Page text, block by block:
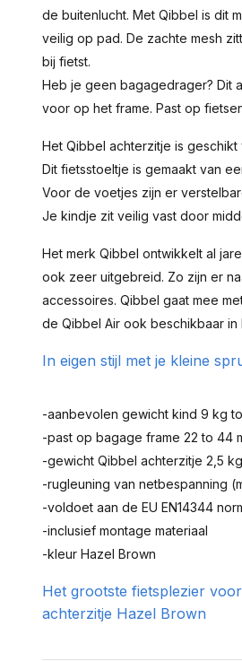
de buitenlucht. Met Qibbel is dit
veilig op pad. De zachte mesh
bij fietst.
Heb je geen bagagedrager? Dit
voor op het frame. Past op
Het Qibbel achterzitje is
Dit fietsstoeltje is gemaakt van
Voor de voetjes zijn er
Je kindje zit veilig vast door
Het merk Qibbel ontwikkelt al
ook zeer uitgebreid. Zo zijn er
accessoires. Qibbel gaat mee
de Qibbel Air ook beschikbaar in
In eigen stijl met je kleine
-aanbevolen gewicht kind 9 kg
-past op bagage frame 22 to 44
-gewicht Qibbel achterzitje 2,5 kg
-rugleuning van netbespanning
-voldoet aan de EU EN14344
-inclusief montage materiaal
-kleur Hazel Brown
Het grootste fietsplezier
achterzitje Hazel Brown